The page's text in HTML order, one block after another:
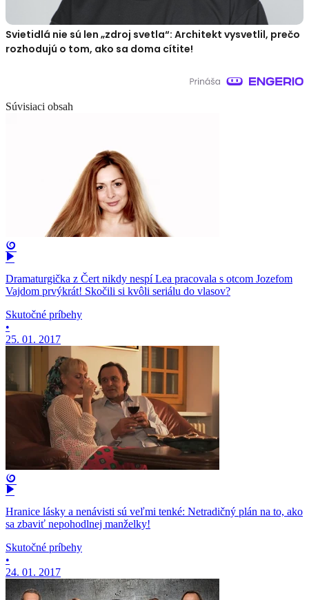
Svietidlá nie sú len „zdroj svetla“: Architekt vysvetlil, prečo
rozhodujú o tom, ako sa doma cítite!
Súvisiaci obsah
Dramaturgička z Čert nikdy nespí Lea pracovala s otcom Jozefom
Vajdom prvýkrát! Skočili si kvôli seriálu do vlasov?
Skutočné príbehy
•
25. 01. 2017
Hranice lásky a nenávisti sú veľmi tenké: Netradičný plán na to, ako
sa zbaviť nepohodlnej manželky!
Skutočné príbehy
•
24. 01. 2017